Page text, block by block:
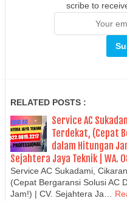
scribe to
RELATED POSTS :
Service AC
Terdekat, (Cepat
dalam Hitungan
Sejahtera Jaya Teknik | WA.
Service AC Sukadami,
(Cepat Bergaransi Solusi AC
Jam!) | CV. Sejahtera Ja…